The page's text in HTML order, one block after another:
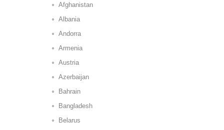
Afghanistan
Albania
Andorra
Armenia
Austria
Azerbaijan
Bahrain
Bangladesh
Belarus